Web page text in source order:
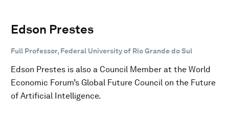
Edson Prestes
Full Professor, Federal University of Rio Grande do Sul
Edson Prestes is also a Council Member at the World
Economic Forum’s Global Future Council on the Future
of Artificial Intelligence.